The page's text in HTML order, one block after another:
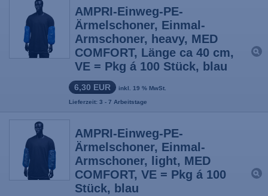
AMPRI-Einweg-PE-
Ärmelschoner, Einmal-
Armschoner, heavy, MED
COMFORT, Länge ca 40 cm,
VE = Pkg á 100 Stück, blau
6,30 EUR inkl. 19 % MwSt.
Lieferzeit: 3 - 7 Arbeitstage
AMPRI-Einweg-PE-
Ärmelschoner, Einmal-
Armschoner, light, MED
COMFORT, VE = Pkg á 100
Stück, blau